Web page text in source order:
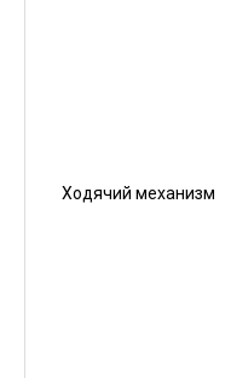
Ходячий механизм